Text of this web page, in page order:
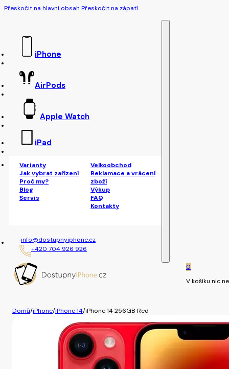
Přeskočit na hlavní obsah Přeskočit na zápatí
iPhone
AirPods
Apple Watch
iPad
Varianty
Jak vybrat zařízení
Proč my?
Blog
Servis
Velkoobchod
Reklamace a vrácení
zboží
Výkup
FAQ
Kontakty
info@dostupnyiphone.cz
+420 704 926 926
0
V košíku nic
Domů/iPhone/iPhone 14/iPhone 14 256GB Red